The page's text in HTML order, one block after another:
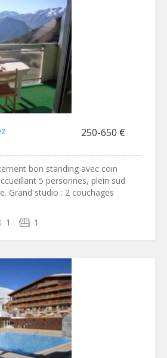
250-650 €
bon standing avec coin
5 personnes, plein sud
Grand studio : 2 couchages
1 1